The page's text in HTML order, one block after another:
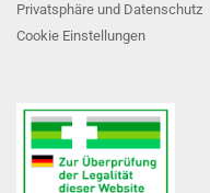
Privatsphäre und Datenschutz
Cookie Einstellungen